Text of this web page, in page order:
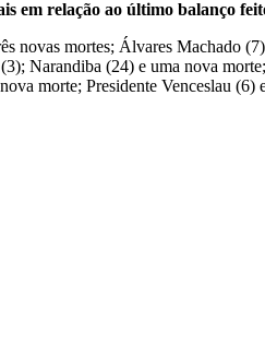
em relação ao último balanço
novas mortes; Álvares Machado
Narandiba (24) e uma nova
morte; Presidente Venceslau